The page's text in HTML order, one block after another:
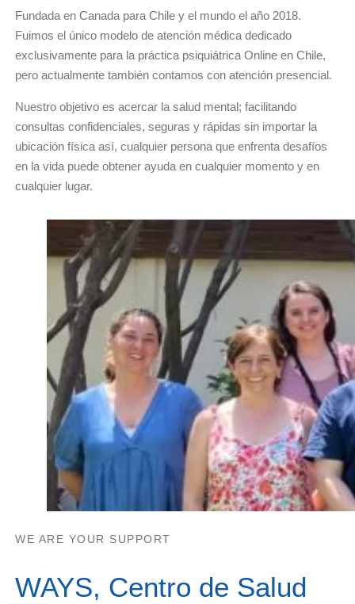
Fundada en Canada para Chile y el mundo el año 2018.
Fuimos el único modelo de atención médica dedicado
exclusivamente para la práctica psiquiátrica Online en Chile,
pero actualmente también contamos con atención presencial.
Nuestro objetivo es acercar la salud mental; facilitando
consultas confidenciales, seguras y rápidas sin importar la
ubicación física así, cualquier persona que enfrenta desafíos
en la vida puede obtener ayuda en cualquier momento y en
cualquier lugar.
WE ARE YOUR SUPPORT
WAYS, Centro de Salud